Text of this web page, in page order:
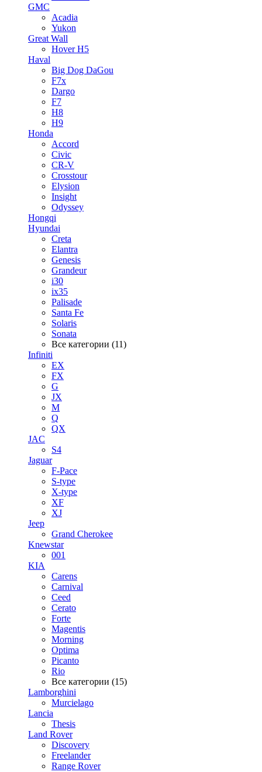
GMC
Acadia
Yukon
Great Wall
Hover H5
Haval
Big Dog DaGou
F7x
Dargo
F7
H8
H9
Honda
Accord
Civic
CR-V
Crosstour
Elysion
Insight
Odyssey
Hongqi
Hyundai
Creta
Elantra
Genesis
Grandeur
i30
ix35
Palisade
Santa Fe
Solaris
Sonata
Все категории (11)
Infiniti
EX
FX
G
JX
M
Q
QX
JAC
S4
Jaguar
F-Pace
S-type
X-type
XF
XJ
Jeep
Grand Cherokee
Knewstar
001
KIA
Carens
Carnival
Ceed
Cerato
Forte
Magentis
Morning
Optima
Picanto
Rio
Все категории (15)
Lamborghini
Murcielago
Lancia
Thesis
Land Rover
Discovery
Freelander
Range Rover